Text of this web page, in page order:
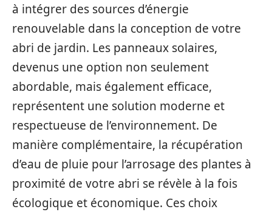
à intégrer des sources d’énergie
renouvelable dans la conception de votre
abri de jardin. Les panneaux solaires,
devenus une option non seulement
abordable, mais également efficace,
représentent une solution moderne et
respectueuse de l’environnement. De
manière complémentaire, la récupération
d’eau de pluie pour l’arrosage des plantes à
proximité de votre abri se révèle à la fois
écologique et économique. Ces choix